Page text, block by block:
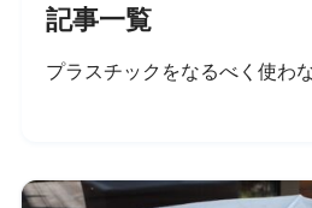
記事一覧
プラスチックをなるべく使わ